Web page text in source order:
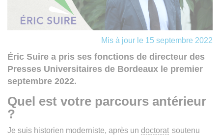
Mis à jour le 15 septembre 2022
Éric Suire a pris ses fonctions de directeur des
Presses Universitaires de Bordeaux le premier
septembre 2022.
Quel est votre parcours antérieur
?
Je suis historien moderniste, après un doctorat soutenu